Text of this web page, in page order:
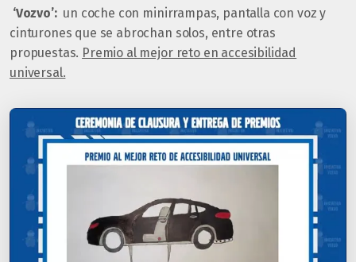
‘Vozvo’:un coche con minirrampas, pantalla con voz y
cinturones que se abrochan solos, entre otras
propuestas. Premio al mejor reto en accesibilidad
universal.